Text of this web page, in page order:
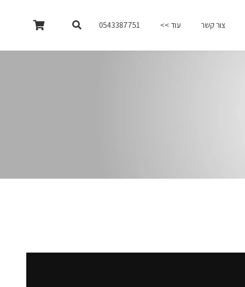
צור קשר עוד >> 0543387751